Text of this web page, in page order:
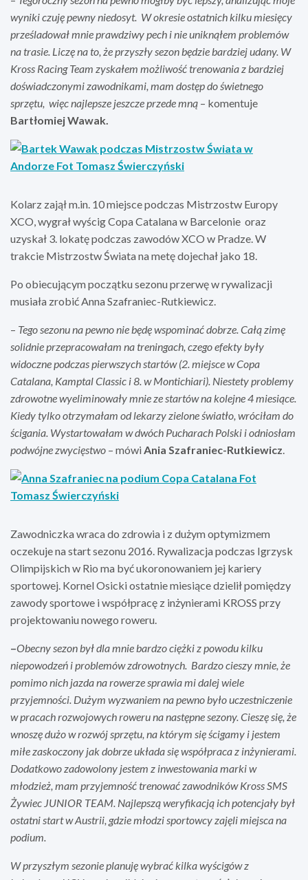
wyniki czuję pewny niedosyt. W okresie ostatnich kilku miesięcy
prześladował mnie prawdziwy pech i nie uniknąłem problemów
na trasie. Liczę na to, że przyszły sezon będzie bardziej udany. W
Kross Racing Team zyskałem możliwość trenowania z bardziej
doświadczonymi zawodnikami, mam dostęp do świetnego
sprzętu, więc najlepsze jeszcze przede mną – komentuje
Bartłomiej Wawak.
Kolarz zajął m.in. 10 miejsce podczas Mistrzostw Europy
XCO, wygrał wyścig Copa Catalana w Barcelonie oraz
uzyskał 3. lokatę podczas zawodów XCO w Pradze. W
trakcie Mistrzostw Świata na metę dojechał jako 18.
Po obiecującym początku sezonu przerwę w rywalizacji
musiała zrobić Anna Szafraniec-Rutkiewicz.
– Tego sezonu na pewno nie będę wspominać dobrze. Całą zimę
solidnie przepracowałam na treningach, czego efekty były
widoczne podczas pierwszych startów (2. miejsce w Copa
Catalana, Kamptal Classic i 8. w Montichiari). Niestety problemy
zdrowotne wyeliminowały mnie ze startów na kolejne 4 miesiące.
Kiedy tylko otrzymałam od lekarzy zielone światło, wróciłam do
ścigania. Wystartowałam w dwóch Pucharach Polski i odniosłam
podwójne zwycięstwo – mówi Ania Szafraniec-Rutkiewicz
Zawodniczka wraca do zdrowia i z dużym optymizmem
oczekuje na start sezonu 2016. Rywalizacja podczas Igrzysk
Olimpijskich w Rio ma być ukoronowaniem jej kariery
sportowej. Kornel Osicki ostatnie miesiące dzielił pomiędzy
zawody sportowe i współpracę z inżynierami KROSS przy
projektowaniu nowego roweru.
–Obecny sezon był dla mnie bardzo ciężki z powodu kilku
niepowodzeń i problemów zdrowotnych. Bardzo cieszy mnie, że
pomimo nich jazda na rowerze sprawia mi dalej wiele
przyjemności. Dużym wyzwaniem na pewno było uczestniczenie
w pracach rozwojowych roweru na następne sezony. Cieszę się, że
wnoszę dużo w rozwój sprzętu, na którym się ścigamy i jestem
miłe zaskoczony jak dobrze układa się współpraca z inżynierami.
Dodatkowo zadowolony jestem z inwestowania marki w
młodzież, mam przyjemność trenować zawodników Kross SMS
Żywiec JUNIOR TEAM. Najlepszą weryfikacją ich potencjały był
ostatni start w Austrii, gdzie młodzi sportowcy zajęli miejsca na
podium.
W przyszłym sezonie planuję wybrać kilka wyścigów z